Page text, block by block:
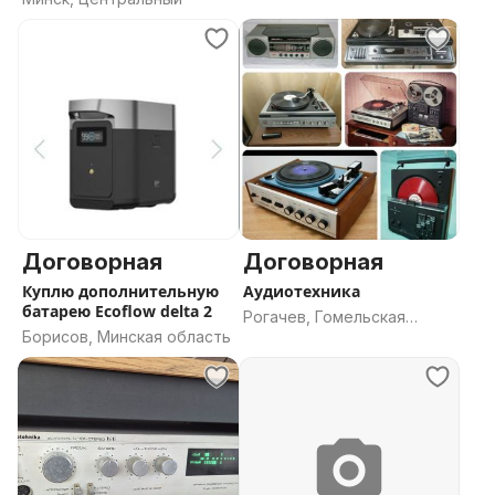
Договорная
Куплю дополнительную
батарею Ecoflow delta 2
Борисов, Минская область
Договорная
Аудиотехника
Рогачев, Гомельская